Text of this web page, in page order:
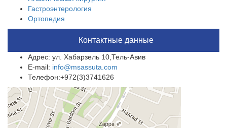
Гастроэнтерология
Ортопедия
Контактные данные
Адрес: ул. Хабарзель 10,Тель-Авив
E-mail: info@msassuta.com
Телефон:+972(3)3741626